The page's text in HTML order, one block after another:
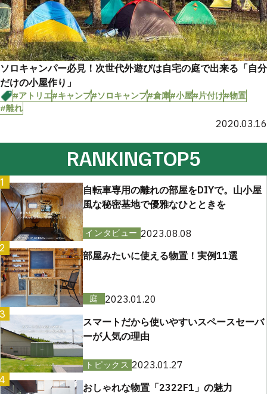
ソロキャンパー必見！次世代外遊びは自宅の庭で出来る「自分
だけの小屋作り」
#アトリエ#キャンプ#ソロキャンプ#倉庫#小屋#片付け#物置
#離れ
2020.03.16
RANKINGTOP5
1
自転車専用の離れの部屋をDIYで。山小屋
風な秘密基地で優雅なひとときを
インタビュー 2023.08.08
2
部屋みたいに使える物置！実例11選
庭
2023.01.20
スマートだから使いやすいスペースセーバ
ーが人気の理由
トピックス 2023.01.27
おしゃれな物置「2322F1」の魅力